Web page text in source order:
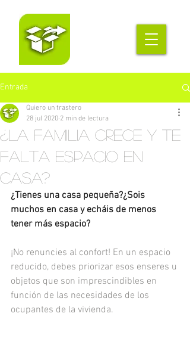
Entrada
¿La familia crece y te
falta espacio en
casa?
Quiero un trastero
28 jul 2020 2 min de lectura
¿Tienes una casa pequeña?¿Sois
muchos en casa y echáis de menos
tener más espacio?
¡No renuncies al confort! En un espacio
reducido, debes priorizar esos enseres u
objetos que son imprescindibles en
función de las necesidades de los
ocupantes de la vivienda.